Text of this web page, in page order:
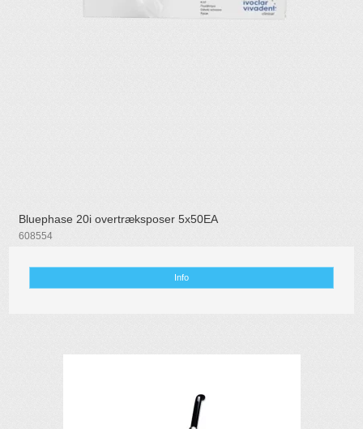
Bluephase 20i overtræksposer 5x50EA
608554
Info